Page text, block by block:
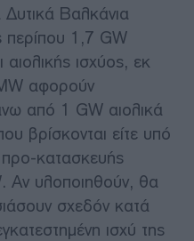
Βαλκάνια
περίπου 1,7 GW
ισχύος, εκ
αφορούν
από 1 GW αιολικά
βρίσκονται είτε υπό
προ-κατασκευής
Αν υλοποιηθούν, θα
σχεδόν κατά
ισχύ της